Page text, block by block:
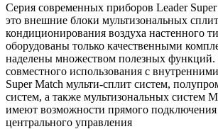
Серия современных приборов Leader
это внешние блоки мультизональных
кондиционирования воздуха настенного
оборудованы только качественными
наделены множеством полезных функций.
совместного использования с
Super Match мульти-сплит систем,
систем, а также мультизональных систем
имеют возможности прямого подключения
центрального управления